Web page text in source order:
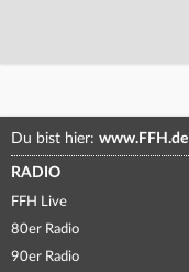
Du bist hier: www.FFH.de
RADIO
FFH Live
80er Radio
90er Radio